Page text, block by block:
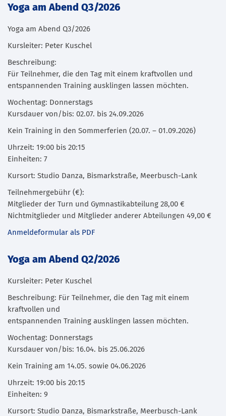
Yoga am Abend Q3/2026
Yoga am Abend Q3/2026
Kursleiter: Peter Kuschel
Beschreibung:
Für Teilnehmer, die den Tag mit einem kraftvollen und
entspannenden Training ausklingen lassen möchten.
Wochentag: Donnerstags
Kursdauer von/bis: 02.07. bis 24.09.2026
Kein Training in den Sommerferien (20.07. – 01.09.2026)
Uhrzeit: 19:00 bis 20:15
Einheiten: 7
Kursort: Studio Danza, Bismarkstraße, Meerbusch-Lank
Teilnehmergebühr (€):
Mitglieder der Turn und Gymnastikabteilung 28,00 €
Nichtmitglieder und Mitglieder anderer Abteilungen 49,00 €
Anmeldeformular als PDF
Yoga am Abend Q2/2026
Kursleiter: Peter Kuschel
Beschreibung: Für Teilnehmer, die den Tag mit einem
kraftvollen und
entspannenden Training ausklingen lassen möchten.
Wochentag: Donnerstags
Kursdauer von/bis: 16.04. bis 25.06.2026
Kein Training am 14.05. sowie 04.06.2026
Uhrzeit: 19:00 bis 20:15
Einheiten: 9
Kursort: Studio Danza, Bismarkstraße, Meerbusch-Lank